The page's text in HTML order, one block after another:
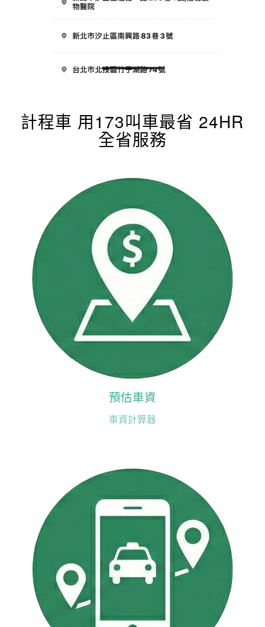
計程車 用173叫車最省 24HR
全省服務
預估車資
車資計算器